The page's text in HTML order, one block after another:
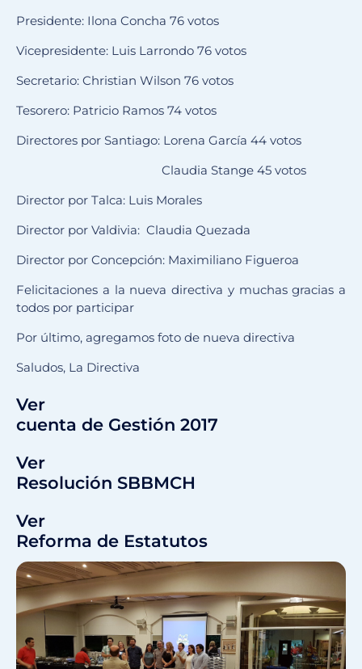
Presidente: Ilona Concha 76 votos
Vicepresidente: Luis Larrondo 76 votos
Secretario: Christian Wilson 76 votos
Tesorero: Patricio Ramos 74 votos
Directores por Santiago: Lorena García 44 votos
Claudia Stange 45 votos
Director por Talca: Luis Morales
Director por Valdivia: Claudia Quezada
Director por Concepción: Maximiliano Figueroa
Felicitaciones a la nueva directiva y muchas gracias a
todos por participar
Por último, agregamos foto de nueva directiva
Saludos, La Directiva
Ver
cuenta de Gestión 2017
Ver
Resolución SBBMCH
Ver
Reforma de Estatutos